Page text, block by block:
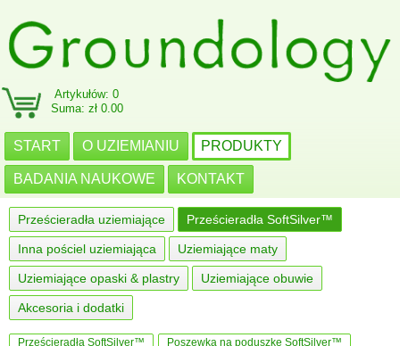
Artykułów: 0
Suma: zł 0.00
START O UZIEMIANIU PRODUKTY
BADANIA NAUKOWE KONTAKT
Prześcieradła uziemiające Prześcieradła SoftSilver™
Inna pościel uziemiająca Uziemiające maty
Uziemiające opaski & plastry Uziemiające obuwie
Akcesoria i dodatki
Prześcieradła SoftSilver™ Poszewka na poduszkę SoftSilver™